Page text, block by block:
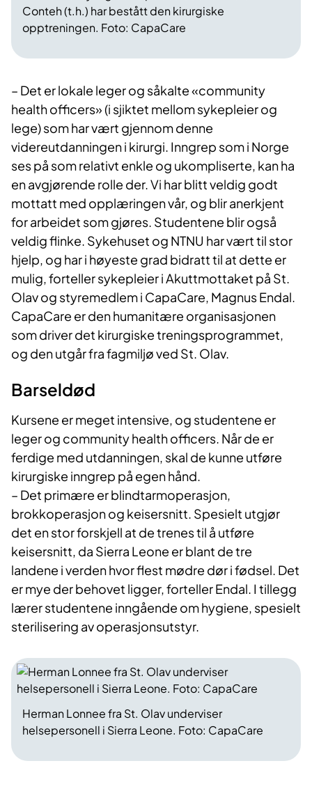
Conteh (t.h.) har bestått den kirurgiske
opptreningen. Foto: CapaCare
– Det er lokale leger og såkalte «community
health officers» (i sjiktet mellom sykepleier og
lege) som har vært gjennom denne
videreutdanningen i kirurgi. Inngrep som i Norge
ses på som relativt enkle og ukompliserte, kan ha
en avgjørende rolle der. Vi har blitt veldig godt
mottatt med opplæringen vår, og blir anerkjent
for arbeidet som gjøres. Studentene blir også
veldig flinke. Sykehuset og NTNU har vært til stor
hjelp, og har i høyeste grad bidratt til at dette er
mulig, forteller sykepleier i Akuttmottaket på St.
Olav og styremedlem i CapaCare, Magnus Endal.
CapaCare er den humanitære organisasjonen
som driver det kirurgiske treningsprogrammet,
og den utgår fra fagmiljø ved St. Olav.
Barseldød
Kursene er meget intensive, og studentene er
leger og community health officers. Når de er
ferdige med utdanningen, skal de kunne utføre
kirurgiske inngrep på egen hånd.
– Det primære er blindtarmoperasjon,
brokkoperasjon og keisersnitt. Spesielt utgjør
det en stor forskjell at de trenes til å utføre
keisersnitt, da Sierra Leone er blant de tre
landene i verden hvor flest mødre dør i fødsel. Det
er mye der behovet ligger, forteller Endal. I tillegg
lærer studentene inngående om hygiene, spesielt
sterilisering av operasjonsutstyr.
Herman Lonnee fra St. Olav underviser
helsepersonell i Sierra Leone. Foto: CapaCare